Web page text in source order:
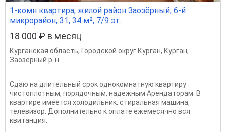
1-комн квартира, жилой район Заозёрный, 6-й
микрорайон, 31, 34 м², 7/9 эт.
18 000 ₽ в месяц
Курганская область, Городской округ Курган, Курган,
Заозерный р-н
Сдаю на длительный срок однокомнатную квартиру
чистоплотным, порядочным, надежным Арендаторам. В
квартире имеется холодильник, стиральная машина,
телевизор. Дополнительно к оплате ежемесячно вся
квитанция.